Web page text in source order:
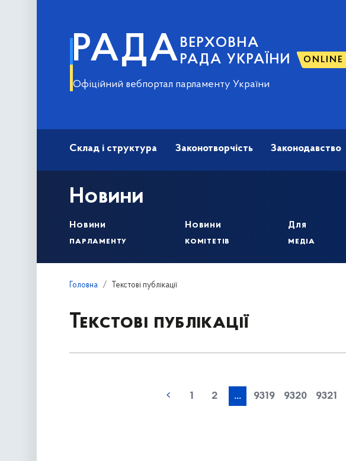
РАДА ВЕРХОВНА
РАДА УКРАЇНИ
ONLINE
Офіційний вебпортал парламенту України
Склад і структура Законотворчість Законодавство
Новини
Новини
парламенту
Новини
комітетів
Для
медіа
Головна Текстові публікації
Текстові публікації
1 2 ... 9319 9320 9321